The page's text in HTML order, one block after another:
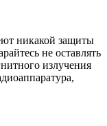
никакой защиты
не оставлять
излучения